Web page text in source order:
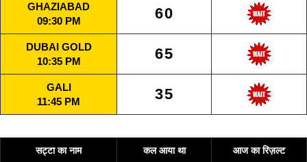
GHAZIABAD
09:30 PM
60
DUBAI GOLD
10:35 PM
65
GALI
11:45 PM
35
सट्टा का नाम कल आया था आज का रिज़ल्ट